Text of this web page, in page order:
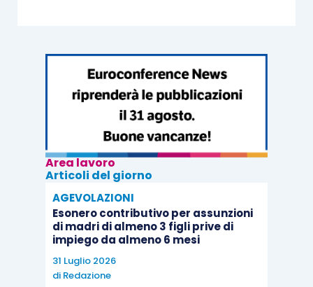
Area lavoro
Articoli del giorno
AGEVOLAZIONI
Esonero contributivo per assunzioni
di madri di almeno 3 figli prive di
impiego da almeno 6 mesi
31 Luglio 2026
di Redazione